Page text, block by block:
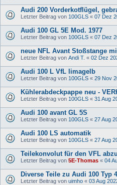
Audi 200 Vorderkotflügel,
Letzter Beitrag von 100GLS « 07 Dez
Audi 100 GL 5E Mod. 1977
Letzter Beitrag von 100GLS « 07 Dez
neue NFL Avant Stoßstange
Letzter Beitrag von Andi T. « 02 Dez
Audi 100 L VfL limagelb
Letzter Beitrag von 100GLS « 29 Nov
Kühlerabdeckpappe neu -
Letzter Beitrag von 100GLS « 31 Aug
Audi 100 avant GL 5S
Letzter Beitrag von 100GLS « 27 Aug
Audi 100 LS automatik
Letzter Beitrag von 100GLS « 27 Aug
Teilekonvolut für den VFL
Letzter Beitrag von 5E-Thomas « 04
Diverse Teile zu Audi 100 Typ
Letzter Beitrag von uimho « 03 Aug